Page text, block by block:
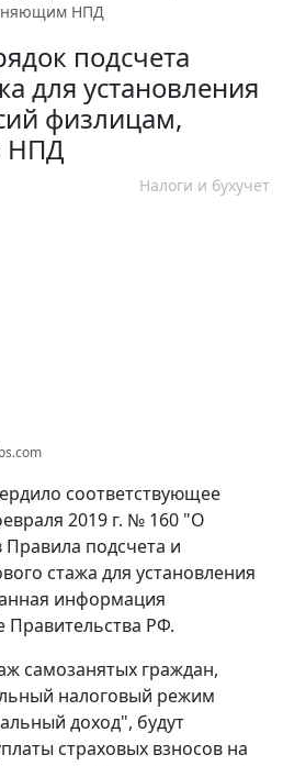
НПД
подсчета
для установления
физлицам,
НПД
Налоги и бухучет
соответствующее
2019 г. № 160 "О
подсчета и
стажа для установления
информация
Правительства РФ.
самозанятых граждан,
налоговый режим
доход", будут
страховых взносов на